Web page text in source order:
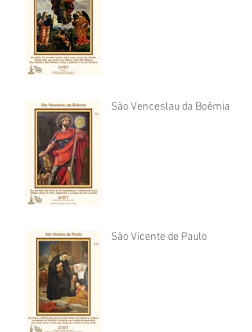
São Venceslau da Boêmia
São Vicente de Paulo